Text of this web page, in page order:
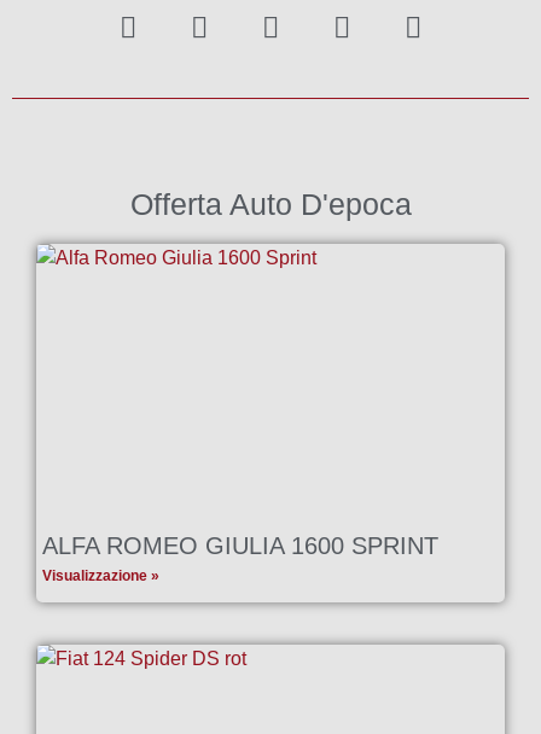
Offerta Auto D'epoca
ALFA ROMEO GIULIA 1600 SPRINT
Visualizzazione »